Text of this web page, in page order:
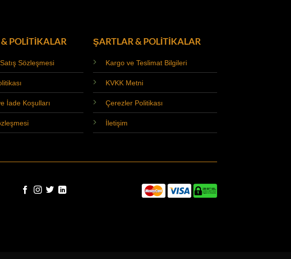
POLİTİKALAR
Sözleşmesi
İade Koşulları
ŞARTLAR & POLİTİKALAR
Kargo ve Teslimat Bilgileri
KVKK Metni
Çerezler Politikası
İletişim